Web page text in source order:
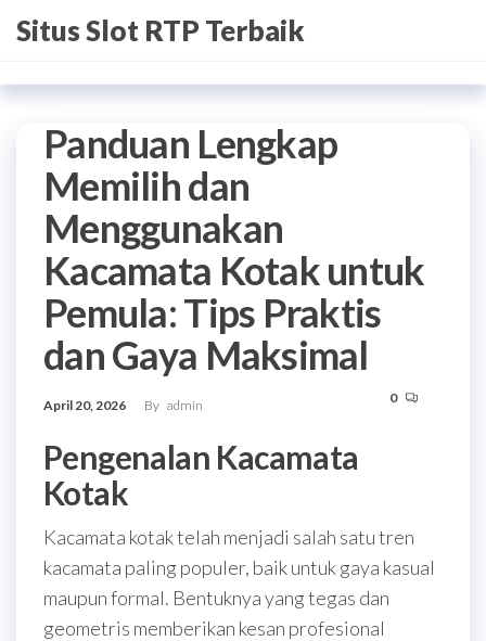
toSitus Slot RTP Terbaik
Panduan Lengkap
Memilih dan
Menggunakan
Kacamata Kotak untuk
Pemula: Tips Praktis
dan Gaya Maksimal
April 20, 2026 By admin 0
Pengenalan Kacamata
Kotak
Kacamata kotak telah menjadi salah satu tren
kacamata paling populer, baik untuk gaya kasual
maupun formal. Bentuknya yang tegas dan
geometris memberikan kesan profesional